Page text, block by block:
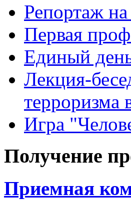
Репортаж на
Первая
Единый
Лекция-
терроризма
Игра
Получение
Приемная